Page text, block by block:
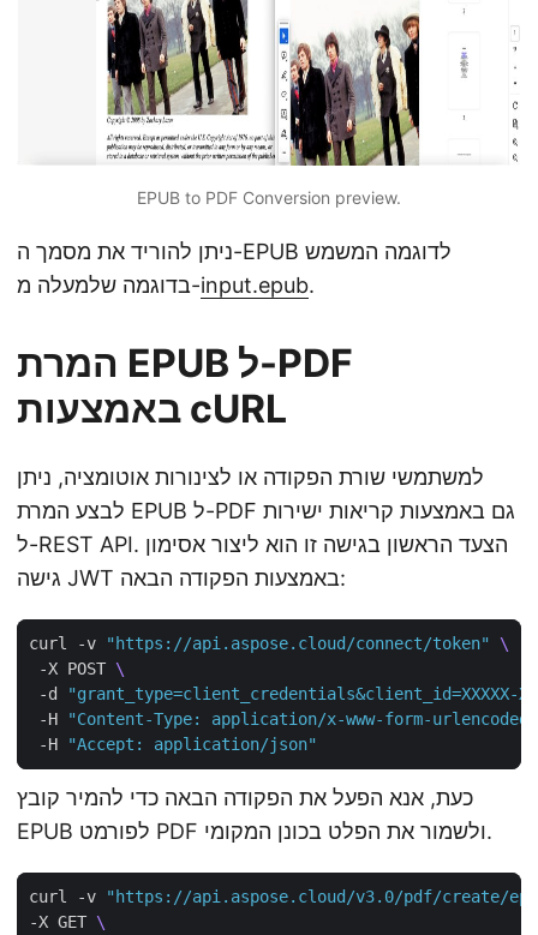
EPUB to PDF Conversion preview.
ניתן להוריד את מסמך ה-EPUB לדוגמה המשמש
בדוגמה שלמעלה מ-input.epub.
המרת EPUB ל-PDF
באמצעות cURL
למשתמשי שורת הפקודה או לצינורות אוטומציה, ניתן
לבצע המרת EPUB ל-PDF גם באמצעות קריאות ישירות
ל-REST API. הצעד הראשון בגישה זו הוא ליצור אסימון
גישה JWT באמצעות הפקודה הבאה:
curl -v "https://api.aspose.cloud/connect/token"
-X POST
-d
"grant_type=client_credentials&client_id=XXXXX-
-H
"Content-Type: application/x-www-form-urlencoded"
-H
"Accept: application/json"
כעת, אנא הפעל את הפקודה הבאה כדי להמיר קובץ
EPUB לפורמט PDF ולשמור את הפלט בכונן המקומי.
curl -v
"https://api.aspose.cloud/v3.0/pdf/create/
-X GET